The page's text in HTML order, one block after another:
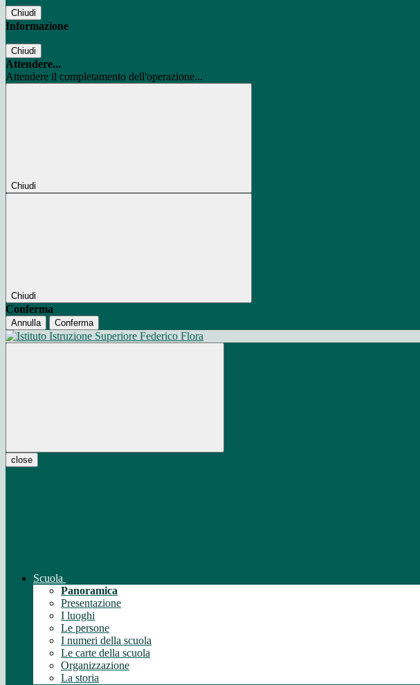
Chiudi
Informazione
Chiudi
Attendere...
Attendere il completamento dell'operazione...
Chiudi
Chiudi
Conferma
Annulla Conferma
close
Scuola
Panoramica
Presentazione
I luoghi
Le persone
I numeri della scuola
Le carte della scuola
Organizzazione
La storia